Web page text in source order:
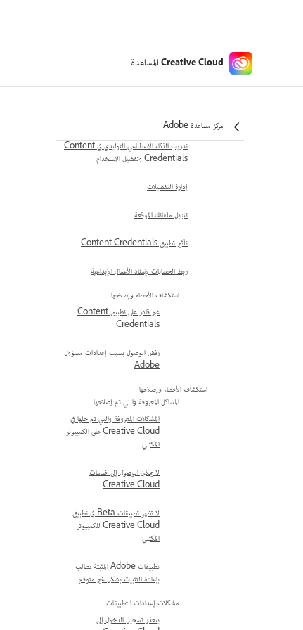
Creative Cloud المساعدة
مركز مساعدة Adobe
تدريب الذكاء الاصطناعي التوليدي في Content
Credentials وتفضيل الاستخدام
إدارة التفضيلات
تنزيل ملفاتك الموقعة
تأثير تطبيق Content Credentials
ربط الحسابات لإسناد الأعمال الإبداعية
استكشاف الأخطاء وإصلاحها
غير قادر على تطبيق Content
Credentials
رفض الوصول بسبب إعدادات مسؤول
Adobe
استكشاف الأخطاء وإصلاحها
المشاكل المعروفة والتي تم إصلاحها
المشكلات المعروفة والتي تم حلها في
Creative Cloud على الكمبيوتر
المكتبي
لا يمكن الوصول إلى خدمات
Creative Cloud
لا تظهر تطبيقات Beta في تطبيق
Creative Cloud للكمبيوتر
المكتبي
تطبيقات Adobe المثبتة تطالب
بإعادة التثبيت بشكل غير متوقع
مشكلات إعدادات التطبيقات
يتعذر تسجيل الدخول إلى